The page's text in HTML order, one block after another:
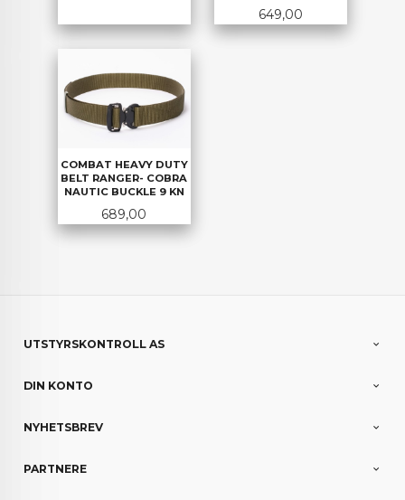
Pris
649,00
COMBAT HEAVY DUTY
BELT RANGER- COBRA
NAUTIC BUCKLE 9 KN
Pris
689,00
UTSTYRSKONTROLL AS
DIN KONTO
NYHETSBREV
PARTNERE